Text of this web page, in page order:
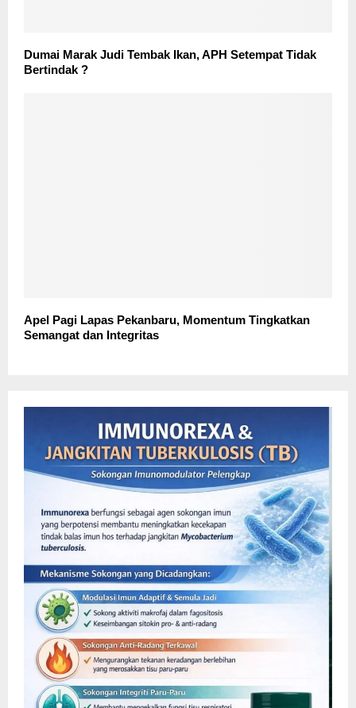
Dumai Marak Judi Tembak Ikan, APH Setempat Tidak
Bertindak ?
Apel Pagi Lapas Pekanbaru, Momentum Tingkatkan
Semangat dan Integritas